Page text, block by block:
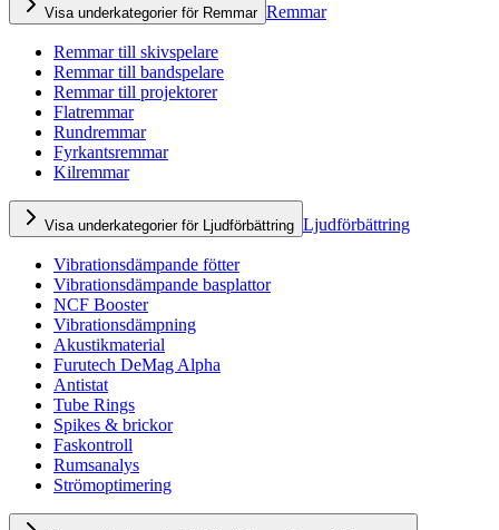
Visa underkategorier för Remmar Remmar
Remmar till skivspelare
Remmar till bandspelare
Remmar till projektorer
Flatremmar
Rundremmar
Fyrkantsremmar
Kilremmar
Visa underkategorier för Ljudförbättring Ljudförbättring
Vibrationsdämpande fötter
Vibrationsdämpande basplattor
NCF Booster
Vibrationsdämpning
Akustikmaterial
Furutech DeMag Alpha
Antistat
Tube Rings
Spikes & brickor
Faskontroll
Rumsanalys
Strömoptimering